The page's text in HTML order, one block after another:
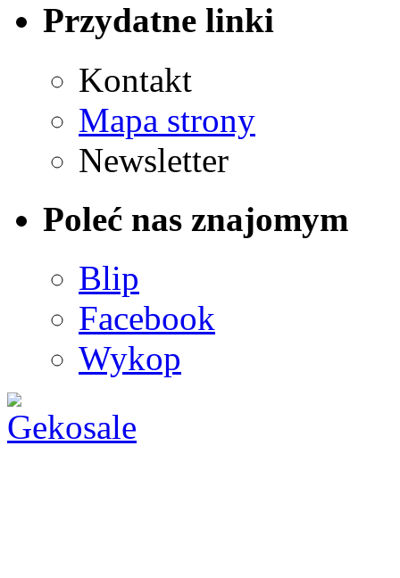
Przydatne linki
Kontakt
Mapa strony
Newsletter
Poleć nas znajomym
Blip
Facebook
Wykop